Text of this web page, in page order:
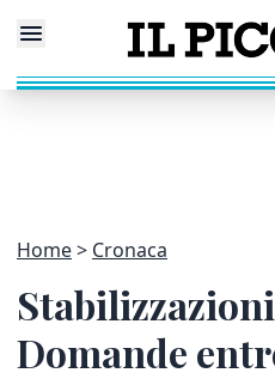
Home Cronaca
Domande